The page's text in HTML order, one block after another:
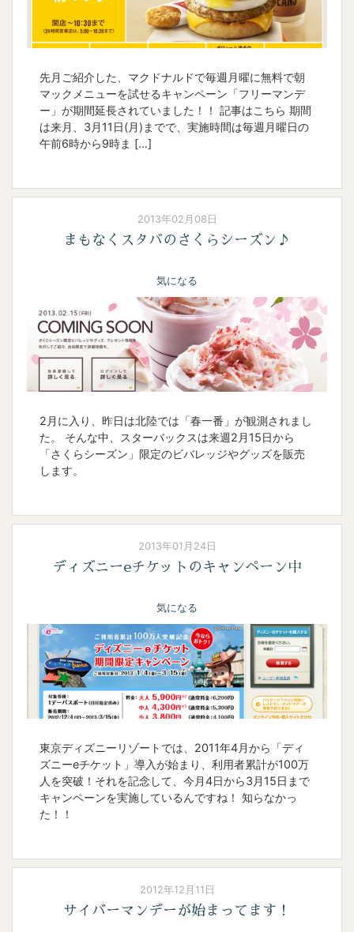
先月ご紹介した、マクドナルドで毎週月曜に無料で朝
マックメニューを試せるキャンペーン「フリーマンデ
ー」が期間延長されていました！！ 記事はこちら 期間
は来月、3月11日(月)までで、実施時間は毎週月曜日の
午前6時から9時ま […]
2013年02月08日
まもなくスタバのさくらシーズン♪
気になる
2月に入り、昨日は北陸では「春一番」が観測されまし
た。 そんな中、スターバックスは来週2月15日から
「さくらシーズン」限定のビバレッジやグッズを販売
します。
2013年01月24日
ディズニーeチケットのキャンペーン中
気になる
東京ディズニーリゾートでは、2011年4月から「ディ
ズニーeチケット」導入が始まり、利用者累計が100万
人を突破！それを記念して、今月4日から3月15日まで
キャンペーンを実施しているんですね！ 知らなかっ
た！！
2012年12月11日
サイバーマンデーが始まってます！